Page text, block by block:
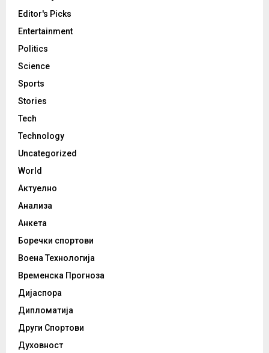
Editor's Picks
Entertainment
Politics
Science
Sports
Stories
Tech
Technology
Uncategorized
World
Актуелно
Анализа
Анкета
Боречки спортови
Воена Технологија
Временска Прогноза
Дијаспора
Дипломатија
Други Спортови
Духовност